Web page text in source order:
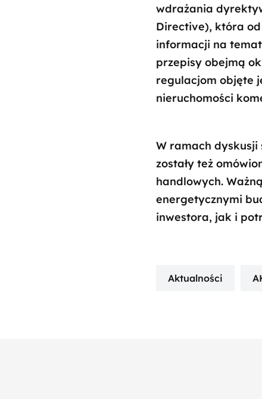
wdrażania
Directive), która
informacji na
przepisy obejmą
regulacjom objęte
nieruchomości
W ramach dyskusji
zostały też
handlowych.
energetycznymi
inwestora, jak i
Aktualności